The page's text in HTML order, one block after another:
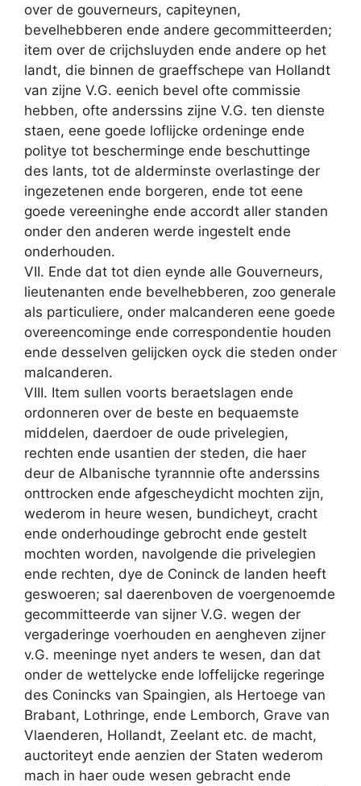
over de gouverneurs, capiteynen,
bevelhebberen ende andere gecommitteerden;
item over de crijchsluyden ende andere op het
landt, die binnen de graeffschepe van Hollandt
van zijne V.G. eenich bevel ofte commissie
hebben, ofte anderssins zijne V.G. ten dienste
staen, eene goede loflijcke ordeninge ende
politye tot bescherminge ende beschuttinge
des lants, tot de alderminste overlastinge der
ingezetenen ende borgeren, ende tot eene
goede vereeninghe ende accordt aller standen
onder den anderen werde ingestelt ende
onderhouden.
VII. Ende dat tot dien eynde alle Gouverneurs,
lieutenanten ende bevelhebberen, zoo generale
als particuliere, onder malcanderen eene goede
overeencominge ende correspondentie houden
ende desselven gelijcken oyck die steden onder
malcanderen.
VIII. Item sullen voorts beraetslagen ende
ordonneren over de beste en bequaemste
middelen, daerdoer de oude privelegien,
rechten ende usantien der steden, die haer
deur de Albanische tyrannnie ofte anderssins
onttrocken ende afgescheydicht mochten zijn,
wederom in heure wesen, bundicheyt, cracht
ende onderhoudinge gebrocht ende gestelt
mochten worden, navolgende die privelegien
ende rechten, dye de Coninck de landen heeft
geswoeren; sal daerenboven de voergenoemde
gecommitteerde van sijner V.G. wegen der
vergaderinge voerhouden en aengheven zijner
v.G. meeninge nyet anders te wesen, dan dat
onder de wettelycke ende loffelijcke regeringe
des Conincks van Spaingien, als Hertoege van
Brabant, Lothringe, ende Lemborch, Grave van
Vlaenderen, Hollandt, Zeelant etc. de macht,
auctoriteyt ende aenzien der Staten wederom
mach in haer oude wesen gebracht ende